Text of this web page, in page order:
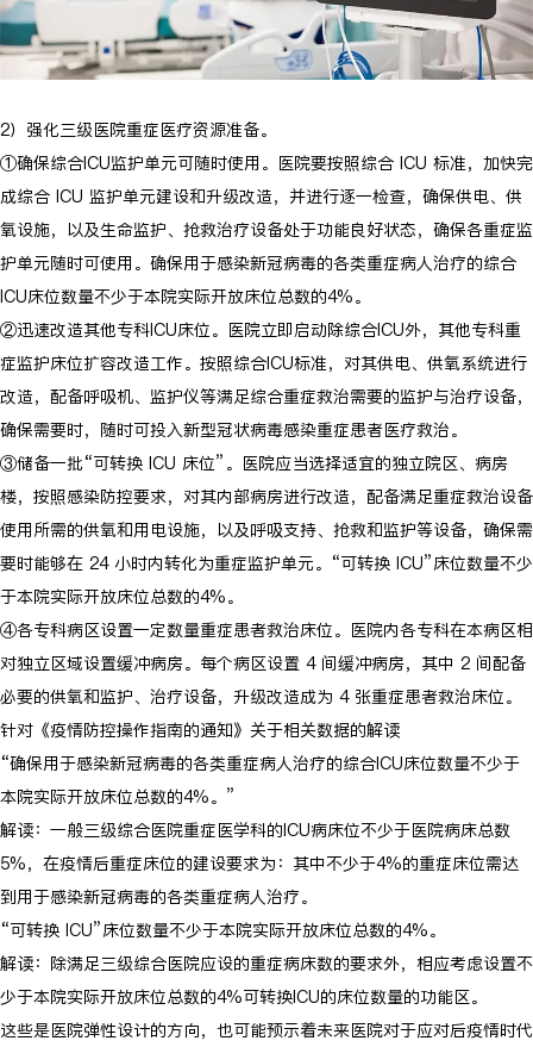
2）强化三级医院重症医疗资源准备。
①确保综合ICU监护单元可随时使用。医院要按照综合 ICU 标准，加快完
成综合 ICU 监护单元建设和升级改造，并进行逐一检查，确保供电、供
氧设施，以及生命监护、抢救治疗设备处于功能良好状态，确保各重症监
护单元随时可使用。确保用于感染新冠病毒的各类重症病人治疗的综合
ICU床位数量不少于本院实际开放床位总数的4%。
②迅速改造其他专科ICU床位。医院立即启动除综合ICU外，其他专科重
症监护床位扩容改造工作。按照综合ICU标准，对其供电、供氧系统进行
改造，配备呼吸机、监护仪等满足综合重症救治需要的监护与治疗设备，
确保需要时，随时可投入新型冠状病毒感染重症患者医疗救治。
③储备一批“可转换 ICU 床位”。医院应当选择适宜的独立院区、病房
楼，按照感染防控要求，对其内部病房进行改造，配备满足重症救治设备
使用所需的供氧和用电设施，以及呼吸支持、抢救和监护等设备，确保需
要时能够在 24 小时内转化为重症监护单元。“可转换 ICU”床位数量不少
于本院实际开放床位总数的4%。
④各专科病区设置一定数量重症患者救治床位。医院内各专科在本病区相
对独立区域设置缓冲病房。每个病区设置 4 间缓冲病房，其中 2 间配备
必要的供氧和监护、治疗设备，升级改造成为 4 张重症患者救治床位。
针对《疫情防控操作指南的通知》关于相关数据的解读
“确保用于感染新冠病毒的各类重症病人治疗的综合ICU床位数量不少于
本院实际开放床位总数的4%。”
解读：一般三级综合医院重症医学科的ICU病床位不少于医院病床总数
5%，在疫情后重症床位的建设要求为：其中不少于4%的重症床位需达
到用于感染新冠病毒的各类重症病人治疗。
“可转换 ICU”床位数量不少于本院实际开放床位总数的4%。
解读：除满足三级综合医院应设的重症病床数的要求外，相应考虑设置不
少于本院实际开放床位总数的4%可转换ICU的床位数量的功能区。
这些是医院弹性设计的方向，也可能预示着未来医院对于应对后疫情时代